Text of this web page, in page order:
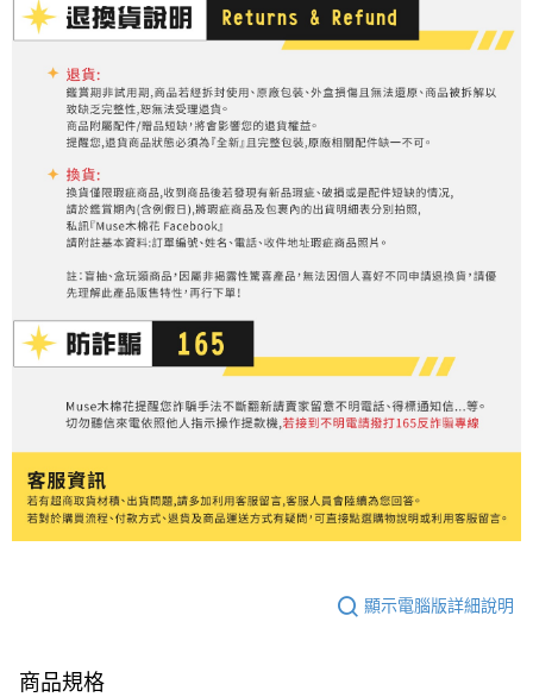
顯示電腦版詳細說明
商品規格